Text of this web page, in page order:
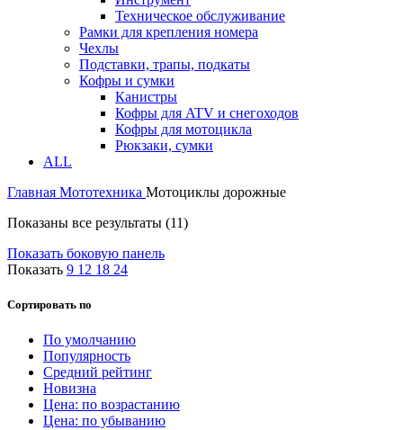
Техническое обслуживание
Рамки для крепления номера
Чехлы
Подставки, трапы, подкаты
Кофры и сумки
Канистры
Кофры для ATV и снегоходов
Кофры для мотоцикла
Рюкзаки, сумки
ALL
Главная Мототехника Мотоциклы дорожные
Показаны все результаты (11)
Показать боковую панель
Показать 9 12 18 24
Сортировать по
По умолчанию
Популярность
Средний рейтинг
Новизна
Цена: по возрастанию
Цена: по убыванию